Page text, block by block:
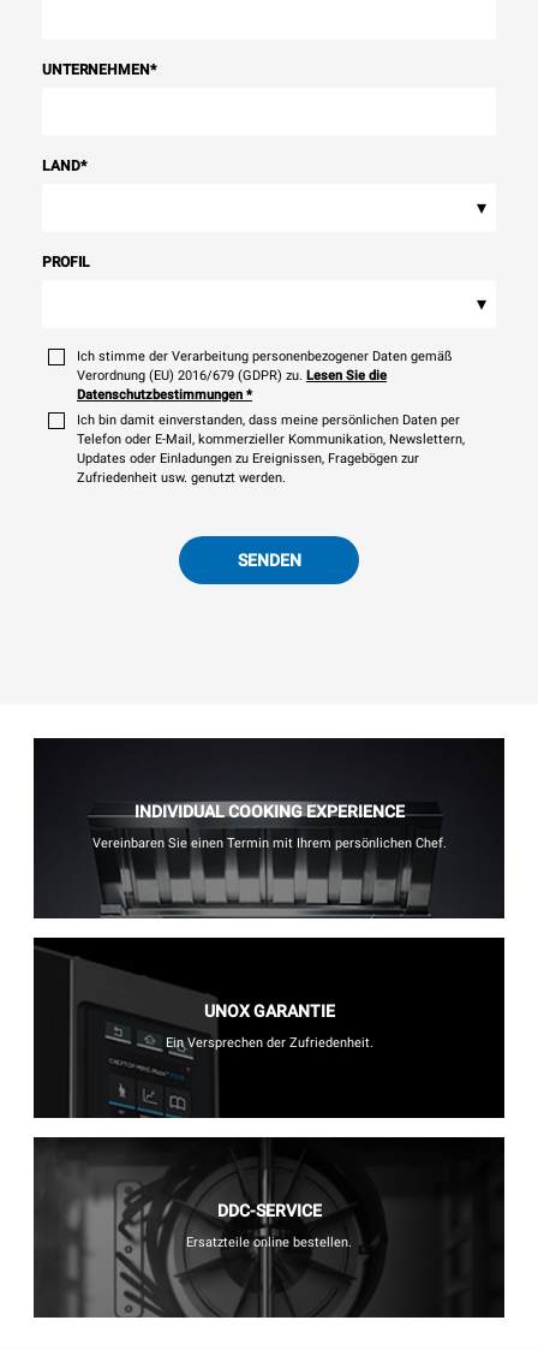
UNTERNEHMEN*
LAND*
▾
PROFIL
▾
Ich stimme der Verarbeitung personenbezogener Daten gemäß
Verordnung (EU) 2016/679 (GDPR) zu. Lesen Sie die
Datenschutzbestimmungen *
Ich bin damit einverstanden, dass meine persönlichen Daten per
Telefon oder E-Mail, kommerzieller Kommunikation, Newslettern,
Updates oder Einladungen zu Ereignissen, Fragebögen zur
Zufriedenheit usw. genutzt werden.
SENDEN
INDIVIDUAL COOKING EXPERIENCE
Vereinbaren Sie einen Termin mit Ihrem persönlichen Chef.
UNOX GARANTIE
Ein Versprechen der Zufriedenheit.
DDC-SERVICE
Ersatzteile online bestellen.